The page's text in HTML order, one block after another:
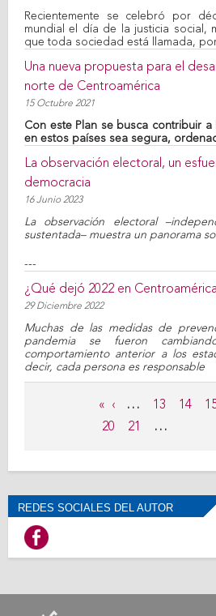
Recientemente se celebró por
mundial el día de la justicia social,
que toda sociedad está llamada,
Una nueva propuesta para el
norte de Centroamérica
15 Octubre 2021
Con este Plan se busca contribuir
en estos países sea segura,
La observación electoral, un
democracia
16 Junio 2023
La observación electoral
sustentada– muestra un panorama
---
¿Qué dejó 2022 en
29 Diciembre 2022
Muchas de las medidas de
pandemia se fueron
comportamiento anterior a los
decir, cada persona es responsable
« ‹ … 13 14
20
21 …
REDES SOCIALES DEL AUTOR